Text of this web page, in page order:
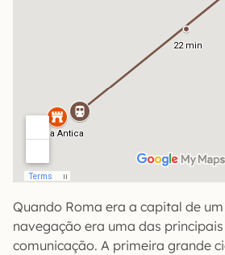
Quando Roma era a capital de
navegação era uma das
comunicação. A primeira grande